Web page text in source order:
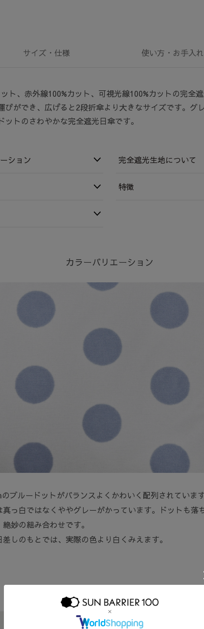
サイズ・ 仕様 使い方・ お手入れ
ト、赤外線100%カット、可視光線100%カットの完全
びができ、広げると2段折傘より大きなサイズです。グ
ットのさわやかな完全遮光日傘です。
ション 完全遮光生地について
特徴
カラーバリエーション
ブルードットがバランスよくかわいく配列されていま
真っ白ではなくややグレーがかっています。ドットも落
妙の組み合わせです。
しのもとでは、実際の色より白くみえます。